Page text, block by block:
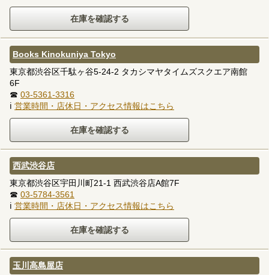
Books Kinokuniya Tokyo
東京都渋谷区千駄ヶ谷5-24-2 タカシマヤタイムズスクエア南館
6F
☎ 03-5361-3316
ℹ 営業時間・店休日・アクセス情報はこちら
西武渋谷店
東京都渋谷区宇田川町21-1 西武渋谷店A館7F
☎ 03-5784-3561
ℹ 営業時間・店休日・アクセス情報はこちら
玉川高島屋店